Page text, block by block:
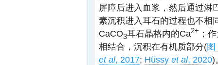
屏障后进入血浆，然后通过淋
素沉积进入耳石的过程也不相
CaCO3耳石晶格内的Ca2+ ；
相结合，沉积在有机质部分(图
et al, 2017; Hüssy et al, 2020)